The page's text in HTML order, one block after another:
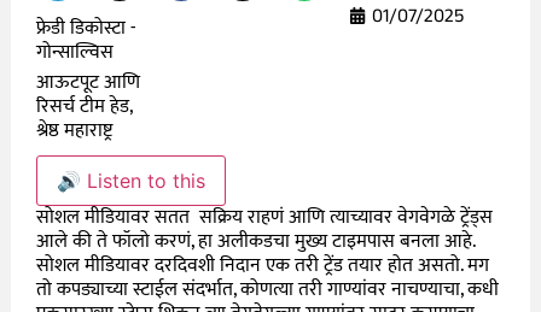
फ्रेडी डिकोस्टा -
गोन्साल्विस
आऊटपूट आणि
रिसर्च टीम हेड,
श्रेष्ठ महाराष्ट्र
01/07/2025
🔊 Listen to this
सोशल मीडियावर सतत सक्रिय राहणं आणि त्याच्यावर वेगवेगळे ट्रेंड्स
आले की ते फॉलो करणं, हा अलीकडचा मुख्य टाइमपास बनला आहे.
सोशल मीडियावर दरदिवशी निदान एक तरी ट्रेंड तयार होत असतो. मग
तो कपड्याच्या स्टाईल संदर्भात, कोणत्या तरी गाण्यांवर नाचण्याचा, कधी